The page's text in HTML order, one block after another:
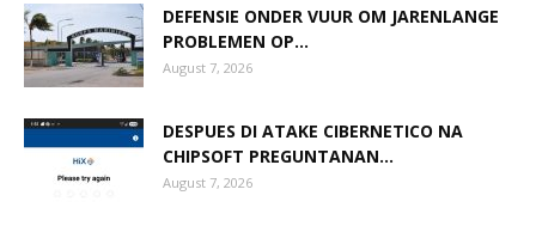
DEFENSIE ONDER VUUR OM JARENLANGE
PROBLEMEN OP...
August 7, 2026
DESPUES DI ATAKE CIBERNETICO NA
CHIPSOFT PREGUNTANAN...
August 7, 2026